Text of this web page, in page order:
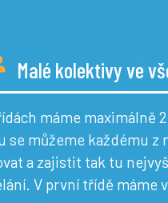
Malé kolektivy ve
máme maximálně
se můžeme každému z
a zajistit tak tu
V první třídě máme